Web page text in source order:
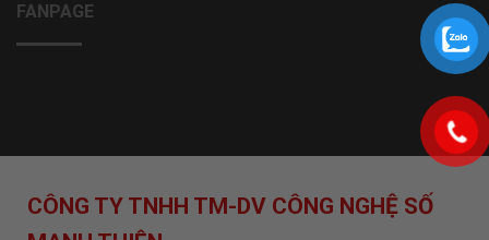
FANPAGE
CÔNG TY TNHH TM-DV CÔNG NGHỆ SỐ